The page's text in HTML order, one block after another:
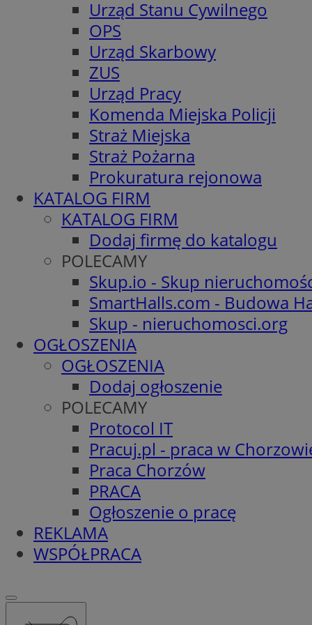
Urząd Stanu Cywilnego
OPS
Urząd Skarbowy
ZUS
Urząd Pracy
Komenda Miejska Policji
Straż Miejska
Straż Pożarna
Prokuratura rejonowa
KATALOG FIRM
KATALOG FIRM
Dodaj firmę do katalogu
POLECAMY
Skup.io - Skup
SmartHalls.com - Budowa
Skup - nieruchomosci.org
OGŁOSZENIA
OGŁOSZENIA
Dodaj ogłoszenie
POLECAMY
Protocol IT
Pracuj.pl - praca w
Praca Chorzów
PRACA
Ogłoszenie o pracę
REKLAMA
WSPÓŁPRACA